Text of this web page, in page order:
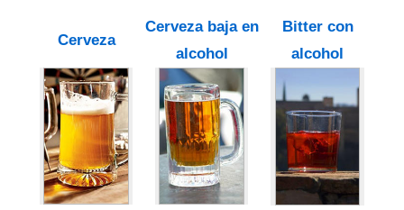
Cerveza
Cerveza baja en
alcohol
Bitter con
alcohol